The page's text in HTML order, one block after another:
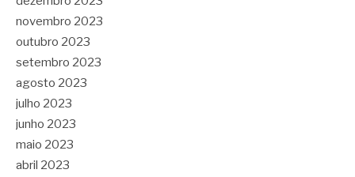
novembro 2023
outubro 2023
setembro 2023
agosto 2023
julho 2023
junho 2023
maio 2023
abril 2023